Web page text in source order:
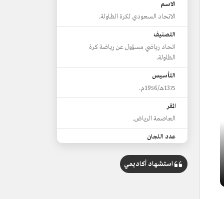
الاسم
الاتحاد السعودي لكرة الطاولة.
التصنيف
اتحاد رياضي مسؤول عن رياضة كرة
الطاولة.
التأسيس
1375هـ/1956م.
المقر
العاصمة الرياض.
عدد اللجان
إحصاءات
استشهاد أكاديمي